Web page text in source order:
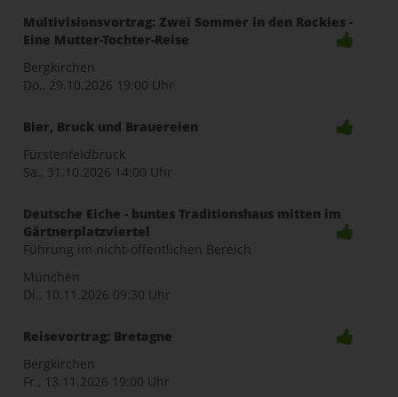
Multivisionsvortrag: Zwei Sommer in den Rockies -
Eine Mutter-Tochter-Reise
Bergkirchen
Do., 29.10.2026 19:00 Uhr
Bier, Bruck und Brauereien
Fürstenfeldbruck
Sa., 31.10.2026 14:00 Uhr
Deutsche Eiche - buntes Traditionshaus mitten im
Gärtnerplatzviertel
Führung im nicht-öffentlichen Bereich
München
Di., 10.11.2026 09:30 Uhr
Reisevortrag: Bretagne
Bergkirchen
Fr., 13.11.2026 19:00 Uhr